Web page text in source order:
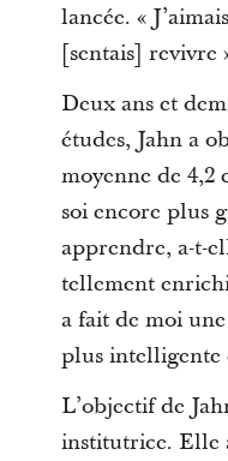
lancée. «
[sentais] revivre
Deux ans et
études, Jahn a
moyenne de 4,2
soi encore plus
apprendre, a-t-
tellement
a fait de moi
plus intelligente
L’objectif de
institutrice. Elle